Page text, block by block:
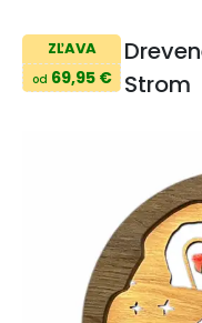
ZĽAVA
od 69,95 €
Strom